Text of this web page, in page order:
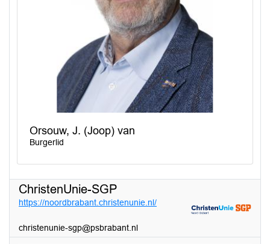
Orsouw, J. (Joop) van
Burgerlid
ChristenUnie-SGP
https://noordbrabant.christenunie.nl/
christenunie-sgp@psbrabant.nl